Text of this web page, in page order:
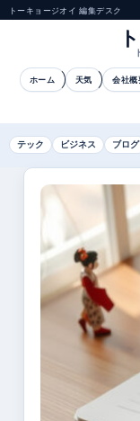
トーキョージオイ 編集デスク
ホーム 天気 会社概
テック ビジネス ブログ